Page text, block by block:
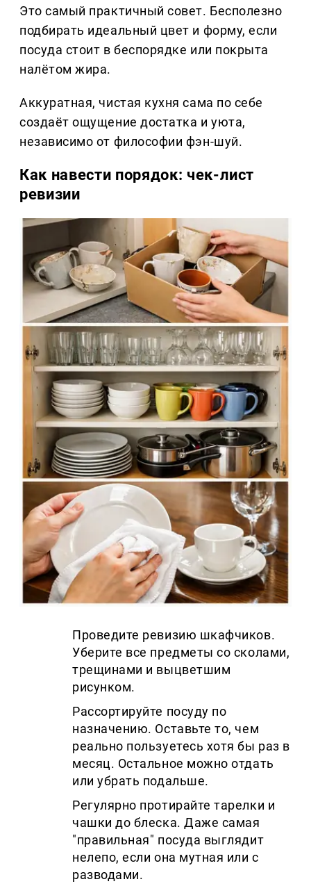
Это самый практичный совет. Бесполезно
подбирать идеальный цвет и форму, если
посуда стоит в беспорядке или покрыта
налётом жира.
Аккуратная, чистая кухня сама по себе
создаёт ощущение достатка и уюта,
независимо от философии фэн-шуй.
Как навести порядок: чек-лист
ревизии
Проведите ревизию шкафчиков.
Уберите все предметы со сколами,
трещинами и выцветшим
рисунком.
Рассортируйте посуду по
назначению. Оставьте то, чем
реально пользуетесь хотя бы раз в
месяц. Остальное можно отдать
или убрать подальше.
Регулярно протирайте тарелки и
чашки до блеска. Даже самая
"правильная" посуда выглядит
нелепо, если она мутная или с
разводами.